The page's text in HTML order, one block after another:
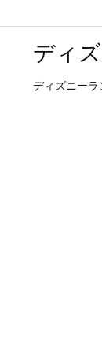
ディ
ディズニーラ